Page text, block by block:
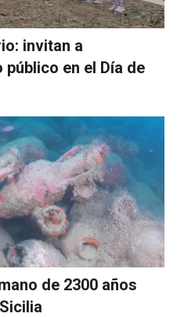
invitan a
en el Día de
de 2300 años